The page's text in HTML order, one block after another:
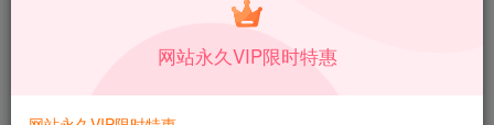
本站所有内容来自互联网收集，仅供学习和交流，请勿用于商业
用途。如有侵权、不妥之处，请第一时间联系我们删除！
网站永久VIP限时特惠